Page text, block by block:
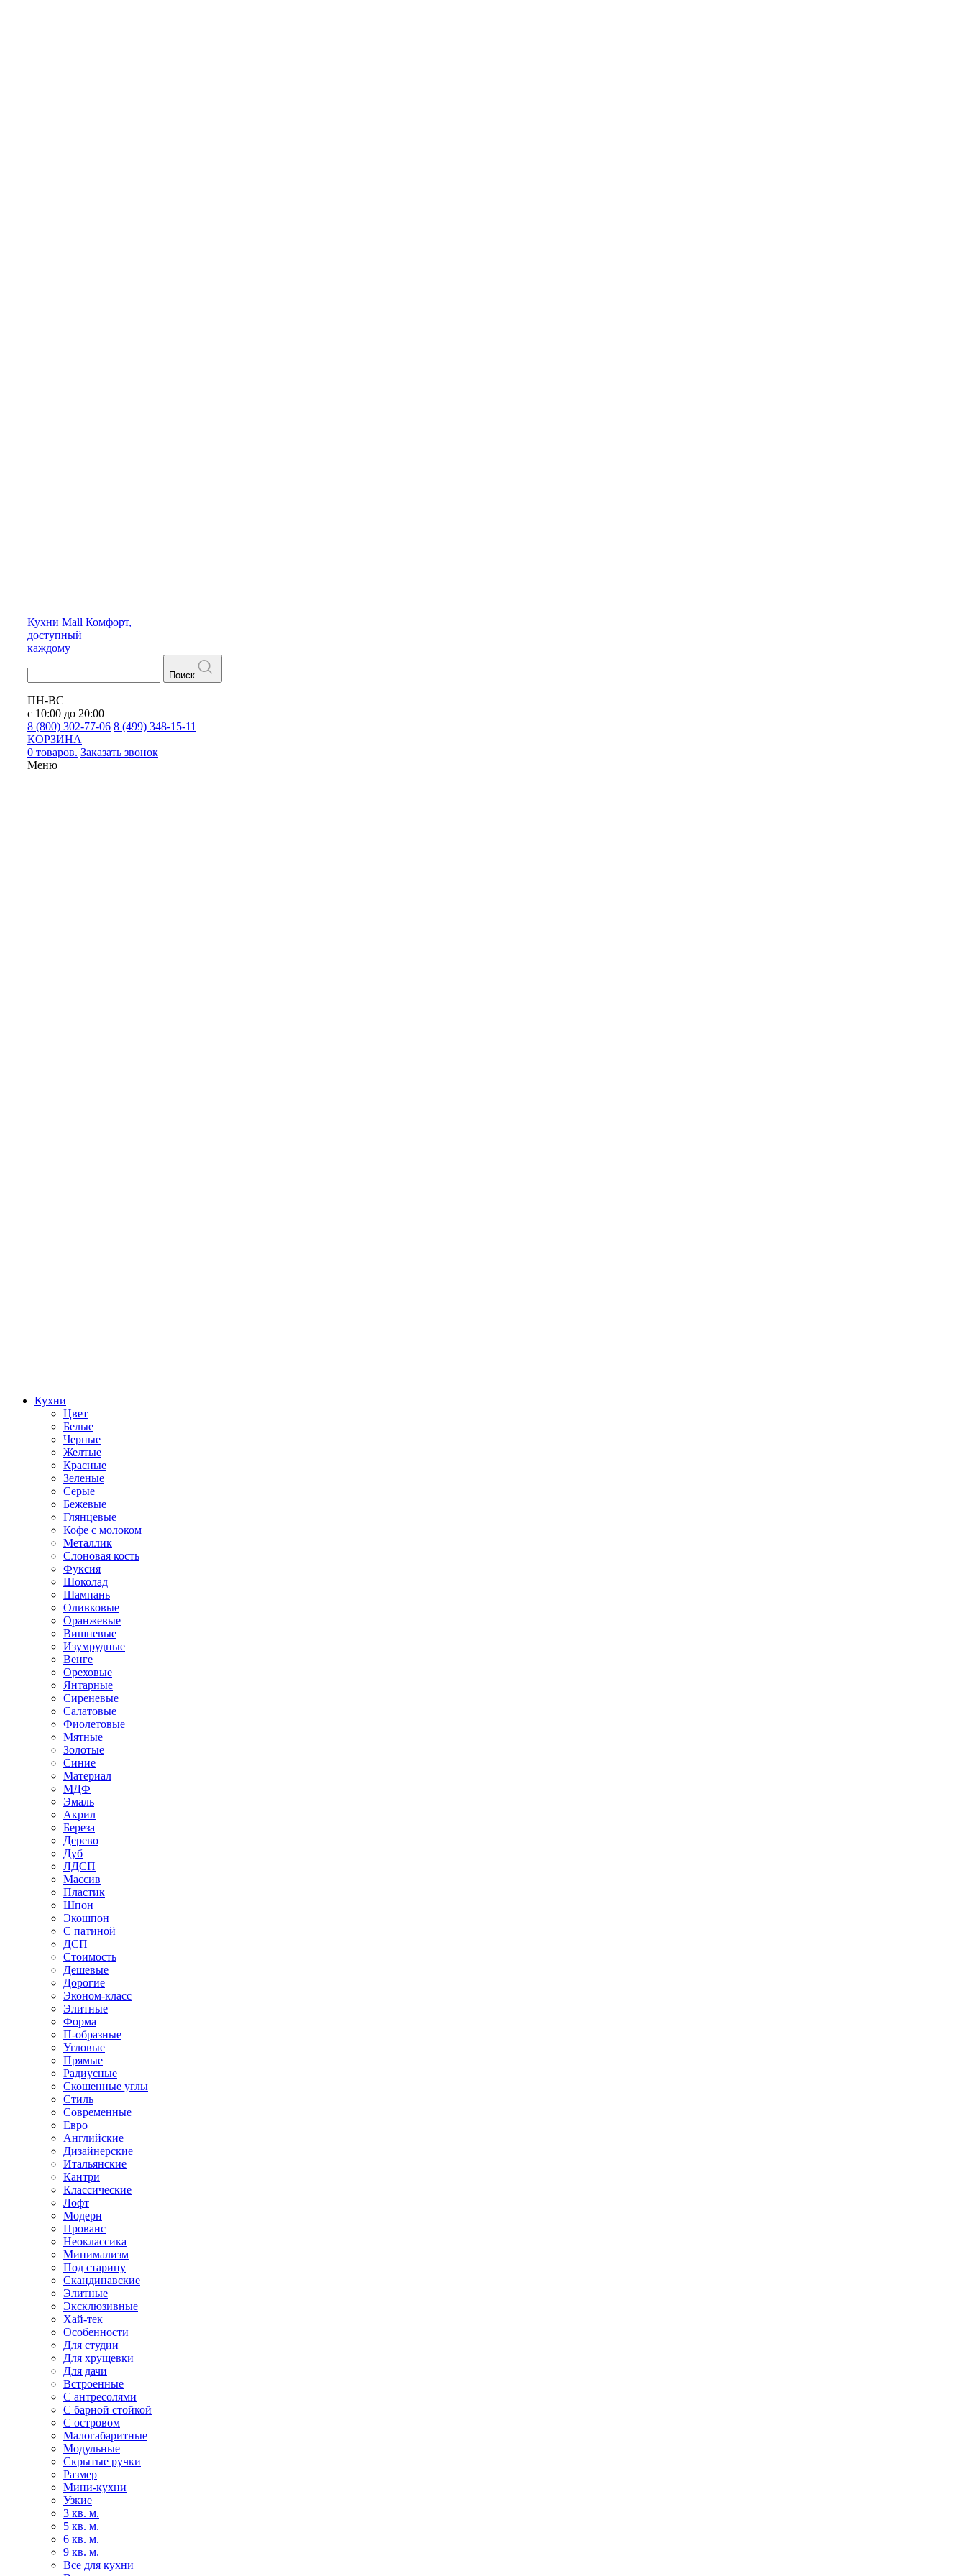
Кухни Mall Комфорт,
доступный
каждому
Поиск
ПН-ВС
с 10:00 до 20:00
8 (800) 302-77-06 8 (499) 348-15-11
КОРЗИНА
0 товаров. Заказать звонок
Меню
Кухни
Цвет
Белые
Черные
Желтые
Красные
Зеленые
Серые
Бежевые
Глянцевые
Кофе с молоком
Металлик
Слоновая кость
Фуксия
Шоколад
Шампань
Оливковые
Оранжевые
Вишневые
Изумрудные
Венге
Ореховые
Янтарные
Сиреневые
Салатовые
Фиолетовые
Мятные
Золотые
Синие
Материал
МДФ
Эмаль
Акрил
Береза
Дерево
Дуб
ЛДСП
Массив
Пластик
Шпон
Экошпон
С патиной
ДСП
Стоимость
Дешевые
Дорогие
Эконом-класс
Элитные
Форма
П-образные
Угловые
Прямые
Радиусные
Скошенные углы
Стиль
Современные
Евро
Английские
Дизайнерские
Итальянские
Кантри
Классические
Лофт
Модерн
Прованс
Неоклассика
Минимализм
Под старину
Скандинавские
Элитные
Эксклюзивные
Хай-тек
Особенности
Для студии
Для хрущевки
Для дачи
Встроенные
С антресолями
С барной стойкой
С островом
Малогабаритные
Модульные
Скрытые ручки
Размер
Мини-кухни
Узкие
3 кв. м.
5 кв. м.
6 кв. м.
9 кв. м.
Все для кухни